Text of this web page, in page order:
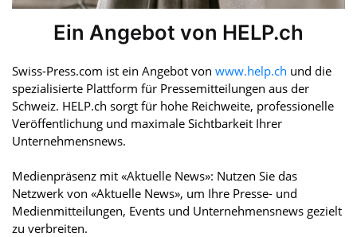
Ein Angebot von HELP.ch
Swiss-Press.com ist ein Angebot von www.help.ch und die
spezialisierte Plattform für Pressemitteilungen aus der
Schweiz. HELP.ch sorgt für hohe Reichweite, professionelle
Veröffentlichung und maximale Sichtbarkeit Ihrer
Unternehmensnews.
Medienpräsenz mit «Aktuelle News»: Nutzen Sie das
Netzwerk von «Aktuelle News», um Ihre Presse- und
Medienmitteilungen, Events und Unternehmensnews gezielt
zu verbreiten.